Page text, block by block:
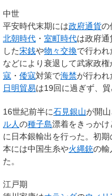
中世
平安時代末期には政府通貨の
北朝時代 ・ 室町時代は政府
した宋銭や物々交換で行わ
などにより衰退して武家政
寇 ・ 倭寇対策で海禁が行われ
日明貿易は19回に過ぎず、
16世紀前半に石見銀山が開山
ル人の種子島漂着をきっか
に日本銀輸出を行った。初期
本には中国生糸や火縄銃の輸
た。
江戸期